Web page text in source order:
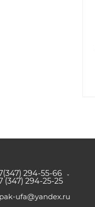
294-55-66
(347) 294-25-25
ufa@yandex.ru